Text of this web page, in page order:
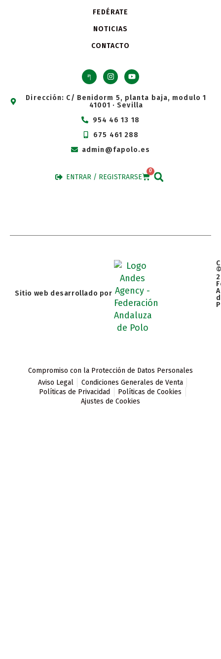
FEDÉRATE
NOTICIAS
CONTACTO
Dirección: C/ Benidorm 5, planta baja, modulo 1
41001 · Sevilla
954 46 13 18
675 461 288
admin@fapolo.es
ENTRAR / REGISTRARSE
0
Sitio web desarrollado por
Compromiso con la Protección de Datos Personales
Aviso Legal
Condiciones Generales de Venta
Políticas de Privacidad
Políticas de Cookies
Ajustes de Cookies